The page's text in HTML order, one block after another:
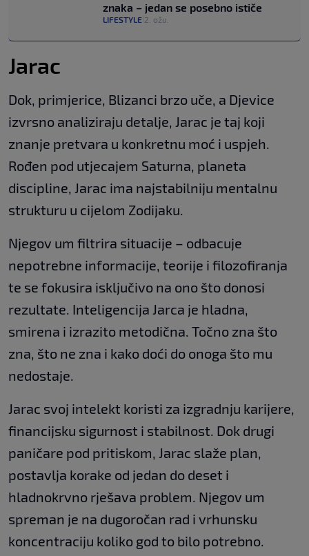
znaka – jedan se posebno ističe
LIFESTYLE 2. ožu.
Jarac
Dok, primjerice, Blizanci brzo uče, a Djevice
izvrsno analiziraju detalje, Jarac je taj koji
znanje pretvara u konkretnu moć i uspjeh.
Rođen pod utjecajem Saturna, planeta
discipline, Jarac ima najstabilniju mentalnu
strukturu u cijelom Zodijaku.
Njegov um filtrira situacije – odbacuje
nepotrebne informacije, teorije i filozofiranja
te se fokusira isključivo na ono što donosi
rezultate. Inteligencija Jarca je hladna,
smirena i izrazito metodična. Točno zna što
zna, što ne zna i kako doći do onoga što mu
nedostaje.
Jarac svoj intelekt koristi za izgradnju karijere,
financijsku sigurnost i stabilnost. Dok drugi
paničare pod pritiskom, Jarac slaže plan,
postavlja korake od jedan do deset i
hladnokrvno rješava problem. Njegov um
spreman je na dugoročan rad i vrhunsku
koncentraciju koliko god to bilo potrebno.